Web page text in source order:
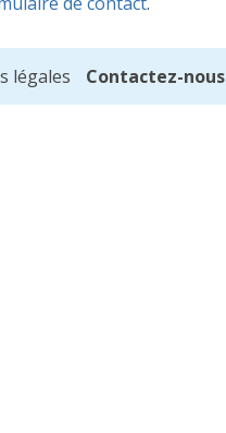
légales Contactez-nous